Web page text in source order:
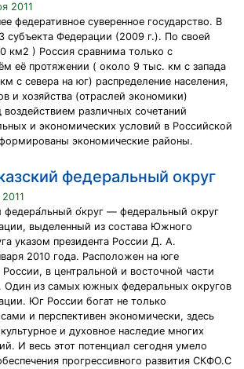
2011
федеративное суверенное государство. В
субъекта Федерации (2009 г.). По своей
км2 ) Россия сравнима только с
её протяжении ( около 9 тыс. км с запада
с севера на юг) распределение населения,
и хозяйства (отраслей экономики)
различных сочетаний
и экономических условий в Российской
экономические районы.
федеральный округ
федера́льный о́круг — федеральный округ
выделенный из состава Южного
указом президента России Д. А.
2010 года. Расположен на юге
в центральной и восточной части
Один из самых южных федеральных округов
Юг России богат не только
и перспективен экономически, здесь
и духовное наследие многих
И весь этот потенциал сегодня умело
прогрессивного развития СКФО.С